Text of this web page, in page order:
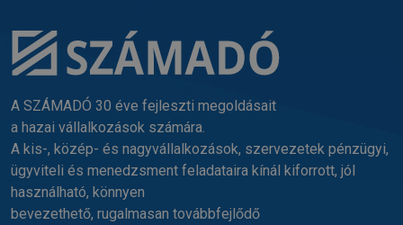
A SZÁMADÓ 30 éve fejleszti megoldásait
a hazai vállalkozások számára.
A kis-, közép- és nagyvállalkozások, szervezetek pénzügyi,
ügyviteli és menedzsment feladataira kínál kiforrott, jól
használható, könnyen
bevezethető, rugalmasan továbbfejlődő